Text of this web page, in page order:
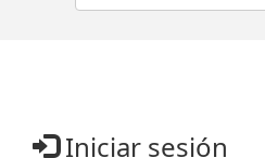
Iniciar sesión